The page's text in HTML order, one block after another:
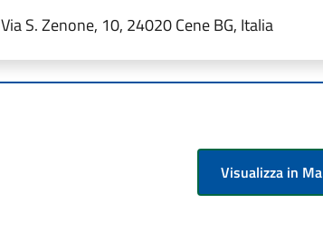
Via S. Zenone, 10, 24020 Cene BG, Italia
Visualizza in